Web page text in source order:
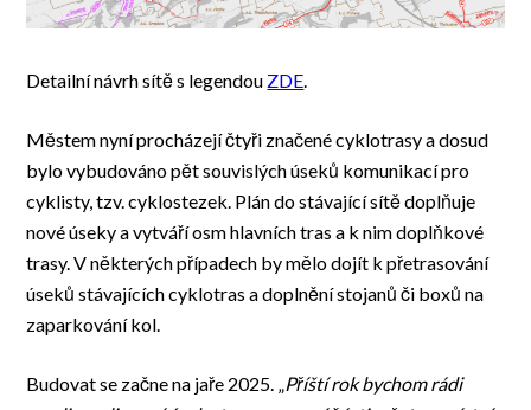
Detailní návrh sítě s legendou ZDE
Městem nyní procházejí čtyři značené cyklotrasy a dosud
bylo vybudováno pět souvislých úseků komunikací pro
cyklisty, tzv. cyklostezek. Plán do stávající sítě doplňuje
nové úseky a vytváří osm hlavních tras a k nim doplňkové
trasy. V některých případech by mělo dojít k přetrasování
úseků stávajících cyklotras a doplnění stojanů či boxů na
zaparkování kol.
Budovat se začne na jaře 2025. „ Příští rok bychom rádi